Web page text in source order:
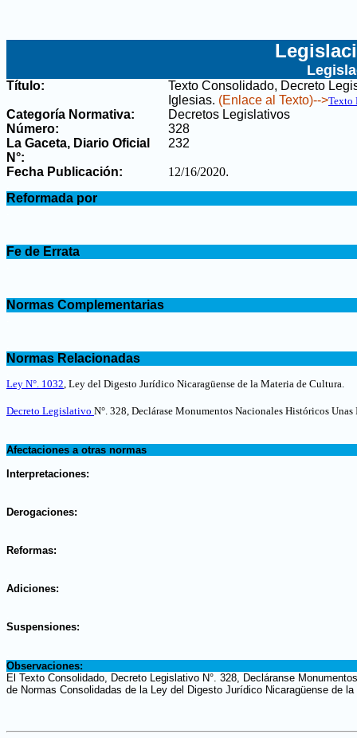
Título:
Texto Consolidado, Decreto
Iglesias. (Enlace al Texto)-->Texto
Categoría Normativa:
Decretos Legislativos
Número:
328
La Gaceta, Diario Oficial
N°:
232
Fecha Publicación: 12/16/2020.
Reformada por
Fe de Errata
Normas Complementarias
Normas Relacionadas
Ley N°. 1032, Ley del Digesto Jurídico Nicaragüense de la Materia de Cultura.
Decreto Legislativo N°. 328, Declárase Monumentos Nacionales Históricos Unas
Afectaciones a otras normas
Interpretaciones:
Derogaciones:
Reformas:
Adiciones:
Suspensiones:
Observaciones:
El Texto Consolidado, Decreto Legislativo N°. 328, Decláranse
de Normas Consolidadas de la Ley del Digesto Jurídico Nicaragüense de